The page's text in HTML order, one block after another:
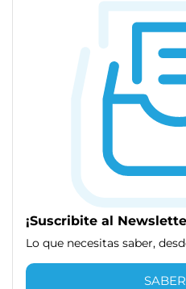
¡Suscribite al
Lo que necesitas saber,